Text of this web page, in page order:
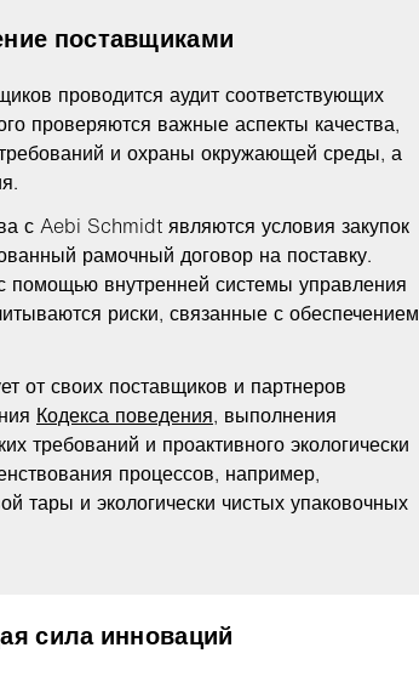
поставщиками
проводится аудит соответствующих
проверяются важные аспекты качества,
и охраны окружающей среды, а
с Aebi Schmidt являются условия закупок
рамочный договор на поставку.
помощью внутренней системы управления
риски, связанные с обеспечением
от своих поставщиков и партнеров
Кодекса поведения, выполнения
требований и проактивного экологически
процессов, например,
тары и экологически чистых упаковочных
сила инноваций